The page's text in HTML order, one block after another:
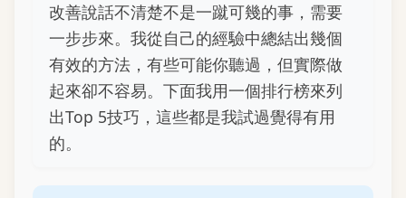
改善說話不清楚不是一蹴可幾的事，需要
一步步來。我從自己的經驗中總結出幾個
有效的方法，有些可能你聽過，但實際做
起來卻不容易。下面我用一個排行榜來列
出Top 5技巧，這些都是我試過覺得有用
的。